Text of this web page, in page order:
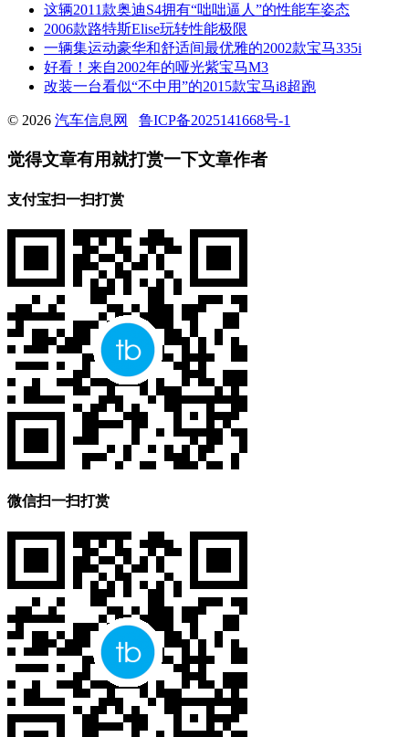
这辆2011款奥迪S4拥有“咄咄逼人”的性能车姿态
2006款路特斯Elise玩转性能极限
一辆集运动豪华和舒适间最优雅的2002款宝马335i
好看！来自2002年的哑光紫宝马M3
改装一台看似“不中用”的2015款宝马i8超跑
© 2026 汽车信息网 鲁ICP备2025141668号-1
觉得文章有用就打赏一下文章作者
支付宝扫一扫打赏
微信扫一扫打赏